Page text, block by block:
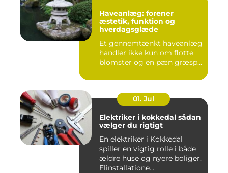
Haveanlæg: forener
æstetik, funktion og
hverdagsglæde
Et gennemtænkt haveanlæg
handler ikke kun om flotte
blomster og en pæn græsp...
01. Jul
Elektriker i kokkedal sådan
vælger du rigtigt
En elektriker i Kokkedal
spiller en vigtig rolle i både
ældre huse og nyere boliger.
Elinstallatione...